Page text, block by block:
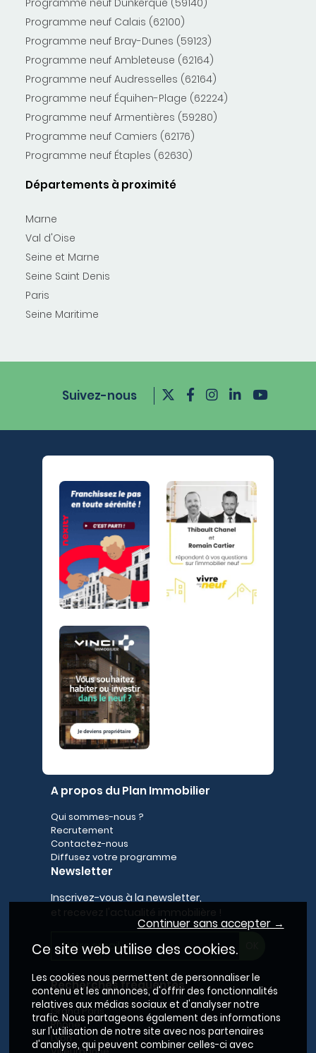
Programme neuf Dunkerque (59140)
Programme neuf Calais (62100)
Programme neuf Bray-Dunes (59123)
Programme neuf Ambleteuse (62164)
Programme neuf Audresselles (62164)
Programme neuf Équihen-Plage (62224)
Programme neuf Armentières (59280)
Programme neuf Camiers (62176)
Programme neuf Étaples (62630)
Départements à proximité
Marne
Val d'Oise
Seine et Marne
Seine Saint Denis
Paris
Seine Maritime
Suivez-nous
A propos du Plan Immobilier
Qui sommes-nous ?
Recrutement
Contactez-nous
Diffusez votre programme
Newsletter
Inscrivez-vous à la newsletter,
Recherches fréquentes
Grand Paris
Rhône
Lyon
Continuer sans accepter →
Ce site web utilise des cookies.
Les cookies nous permettent de personnaliser le
contenu et les annonces, d'offrir des fonctionnalités
relatives aux médias sociaux et d'analyser notre
trafic. Nous partageons également des informations
sur l'utilisation de notre site avec nos partenaires
d'analyse, qui peuvent combiner celles-ci avec